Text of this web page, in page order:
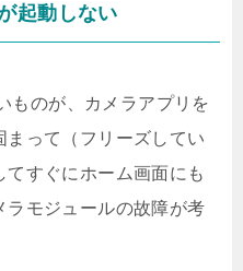
起動しない
ものが、カメラアプリを
って（フリーズしてい
すぐにホーム画面にも
ラモジュールの故障が考